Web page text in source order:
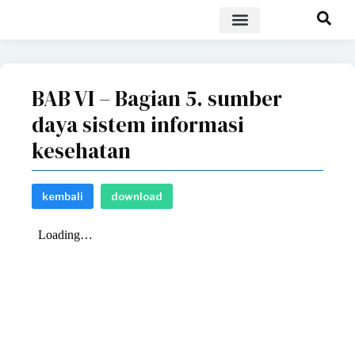
BAB VI – Bagian 5. sumber
daya sistem informasi
kesehatan
kembali download